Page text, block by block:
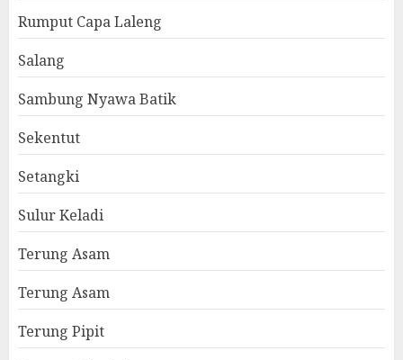
Rumput Capa Laleng
Salang
Sambung Nyawa Batik
Sekentut
Setangki
Sulur Keladi
Terung Asam
Terung Asam
Terung Pipit